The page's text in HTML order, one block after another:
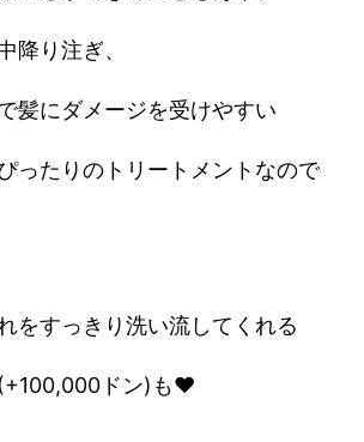
降り注ぎ、
髪にダメージを受けやすい
ったりのトリートメントなので
をすっきり洗い流してくれる
(+100,000ドン)も❤